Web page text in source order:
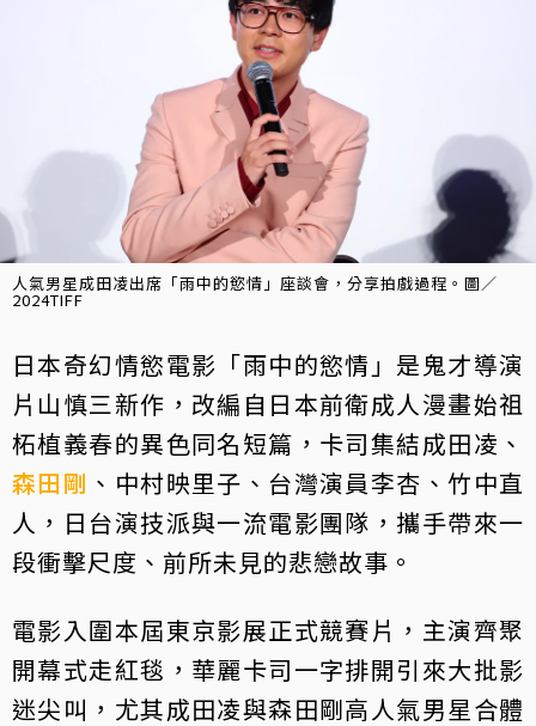
人氣男星成田凌出席「雨中的慾情」座談會，分享拍戲過程。圖／
2024TIFF
日本奇幻情慾電影「雨中的慾情」是鬼才導演
片山慎三新作，改編自日本前衛成人漫畫始祖
柘植義春的異色同名短篇，卡司集結成田凌、
森田剛 、中村映里子、台灣演員李杏、竹中直
人，日台演技派與一流電影團隊，攜手帶來一
段衝擊尺度、前所未見的悲戀故事。
電影入圍本屆東京影展正式競賽片，主演齊聚
開幕式走紅毯，華麗卡司一字排開引來大批影
迷尖叫，尤其成田凌與森田剛高人氣男星合體